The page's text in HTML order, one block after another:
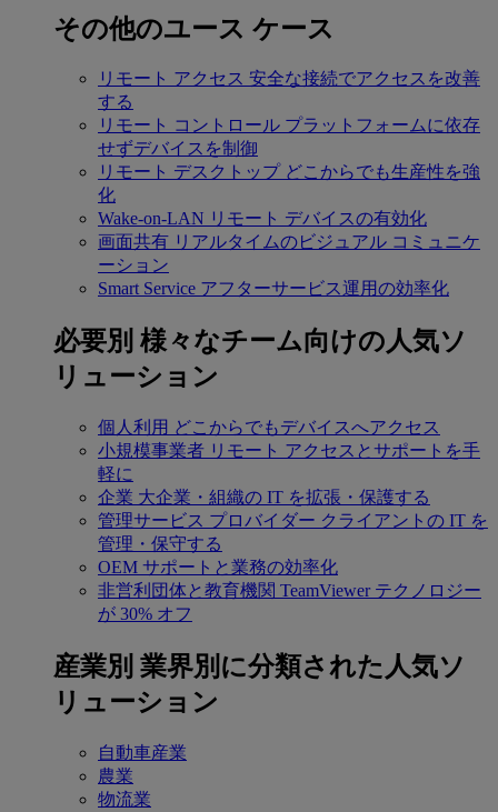
その他のユース ケース
リモート アクセス 安全な接続でアクセスを改善
する
リモート コントロール プラットフォームに依存
せずデバイスを制御
リモート デスクトップ どこからでも生産性を強
化
Wake-on-LAN リモート デバイスの有効化
画面共有 リアルタイムのビジュアル コミュニケ
ーション
Smart Service アフターサービス運用の効率化
必要別 様々なチーム向けの人気ソ
リューション
個人利用 どこからでもデバイスへアクセス
小規模事業者 リモート アクセスとサポートを手
軽に
企業 大企業・組織の IT を拡張・保護する
管理サービス プロバイダー クライアントの IT を
管理・保守する
OEM サポートと業務の効率化
非営利団体と教育機関 TeamViewer テクノロジー
が 30% オフ
産業別 業界別に分類された人気ソ
リューション
自動車産業
農業
物流業